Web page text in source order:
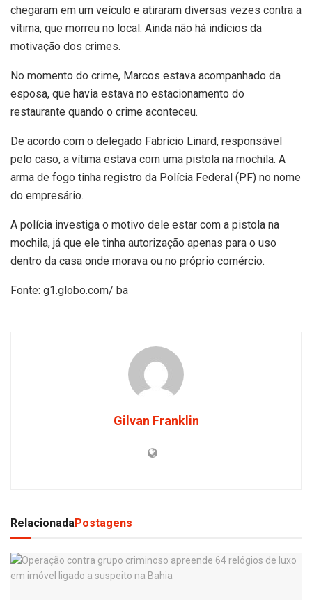
chegaram em um veículo e atiraram diversas vezes contra a
vítima, que morreu no local. Ainda não há indícios da
motivação dos crimes.
No momento do crime, Marcos estava acompanhado da
esposa, que havia estava no estacionamento do
restaurante quando o crime aconteceu.
De acordo com o delegado Fabrício Linard, responsável
pelo caso, a vítima estava com uma pistola na mochila. A
arma de fogo tinha registro da Polícia Federal (PF) no nome
do empresário.
A polícia investiga o motivo dele estar com a pistola na
mochila, já que ele tinha autorização apenas para o uso
dentro da casa onde morava ou no próprio comércio.
Fonte: g1.globo.com/ ba
Gilvan Franklin
RelacionadaPostagens